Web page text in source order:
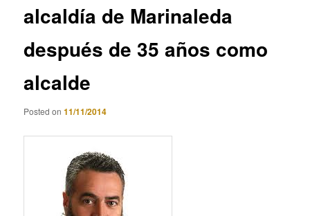
alcaldía de Marinaleda
después de 35 años como
alcalde
Posted on11/11/2014